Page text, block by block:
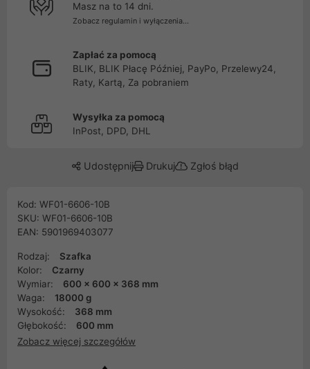
Masz na to 14 dni.
Zobacz regulamin i wyłączenia...
Zapłać za pomocą
BLIK, BLIK Płacę Później, PayPo, Przelewy24,
Raty, Kartą, Za pobraniem
Wysyłka za pomocą
InPost, DPD, DHL
Udostępnij Drukuj Zgłoś błąd
Kod: WF01-6606-10B
SKU: WF01-6606-10B
EAN: 5901969403077
Rodzaj:
Szafka
Kolor:
Czarny
Wymiar:
600 x 600 x 368 mm
Waga:
18000 g
Wysokość:
368 mm
Głębokość:
600 mm
Zobacz więcej szczegółów